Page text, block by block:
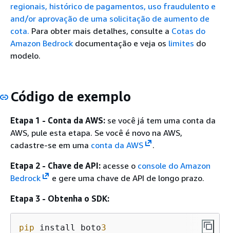
regionais, histórico de pagamentos, uso fraudulento e
and/or aprovação de uma solicitação de aumento de
cota. Para obter mais detalhes, consulte a Cotas do
Amazon Bedrock documentação e veja os limites do
modelo.
Código de exemplo
Etapa 1 - Conta da AWS: se você já tem uma conta da
AWS, pule esta etapa. Se você é novo na AWS,
cadastre-se em uma conta da AWS
.
Etapa 2 - Chave de API: acesse o console do Amazon
Bedrock
e gere uma chave de API de longo prazo.
Etapa 3 - Obtenha o SDK:
pip install boto3